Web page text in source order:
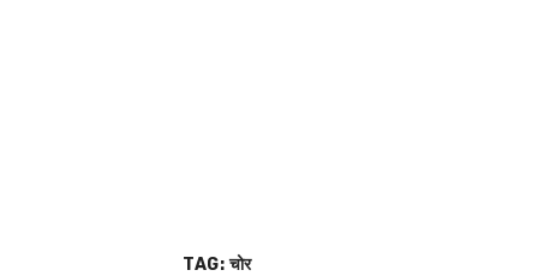
TAG:चोर